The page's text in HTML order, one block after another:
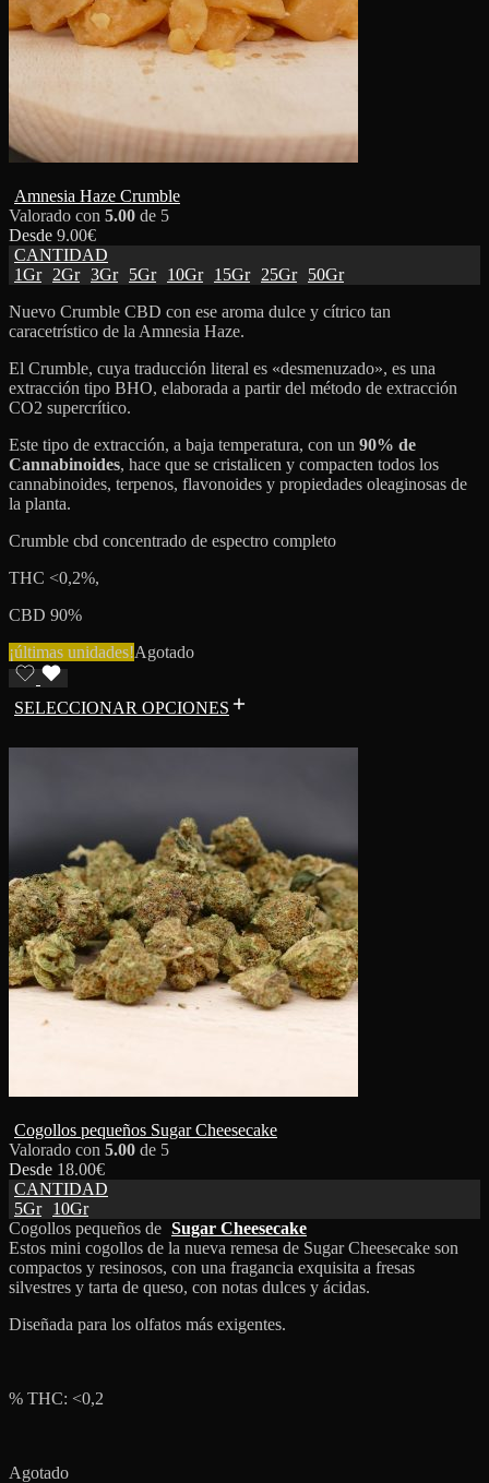
Amnesia Haze Crumble
Valorado con 5.00 de 5
Desde 9.00€
CANTIDAD
1Gr
2Gr 3Gr 5Gr 10Gr 15Gr 25Gr
50Gr
Nuevo Crumble CBD con ese aroma dulce y cítrico tan
caracetrístico de la Amnesia Haze.
El Crumble, cuya traducción literal es «desmenuzado», es una
extracción tipo BHO, elaborada a partir del método de extracción
CO2 supercrítico.
Este tipo de extracción, a baja temperatura, con un 90% de
Cannabinoides, hace que se cristalicen y compacten todos los
cannabinoides, terpenos, flavonoides y propiedades oleaginosas de
la planta.
Crumble cbd concentrado de espectro completo
THC <0,2%,
CBD 90%
¡últimas unidades!Agotado
SELECCIONAR OPCIONES
Cogollos pequeños Sugar Cheesecake
Valorado con 5.00 de 5
Desde 18.00€
CANTIDAD
5Gr
10Gr
Cogollos pequeños de Sugar Cheesecake
Estos mini cogollos de la nueva remesa de Sugar Cheesecake son
compactos y resinosos, con una fragancia exquisita a fresas
silvestres y tarta de queso, con notas dulces y ácidas.
Diseñada para los olfatos más exigentes.
% THC: <0,2
Agotado